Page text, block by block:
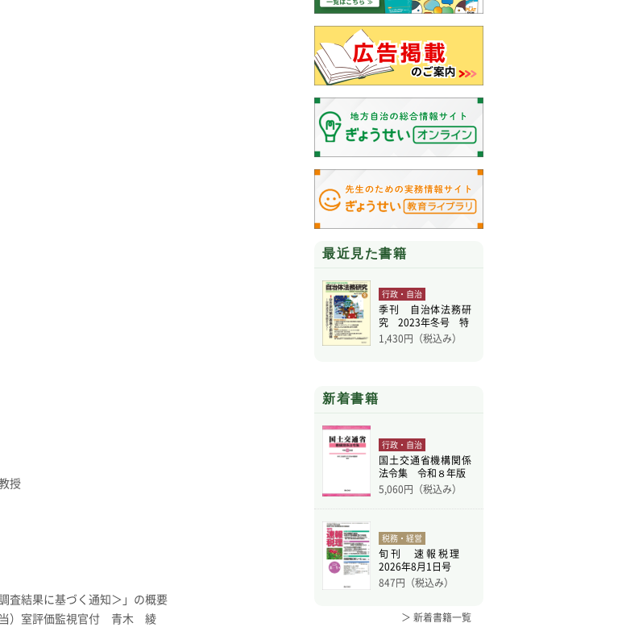
授
査結果に基づく通知＞」の概要
当）室評価監視官付 青木 綾
最近見た書籍
行政・自治
季刊 自治体法務研
究 2023年冬号 特
1,430円（税込み）
新着書籍
行政・自治
国土交通省機構関係
法令集 令和８年版
5,060円（税込み）
税務・経営
旬刊 速報税理
2026年8月1日号
847円（税込み）
＞ 新着書籍一覧